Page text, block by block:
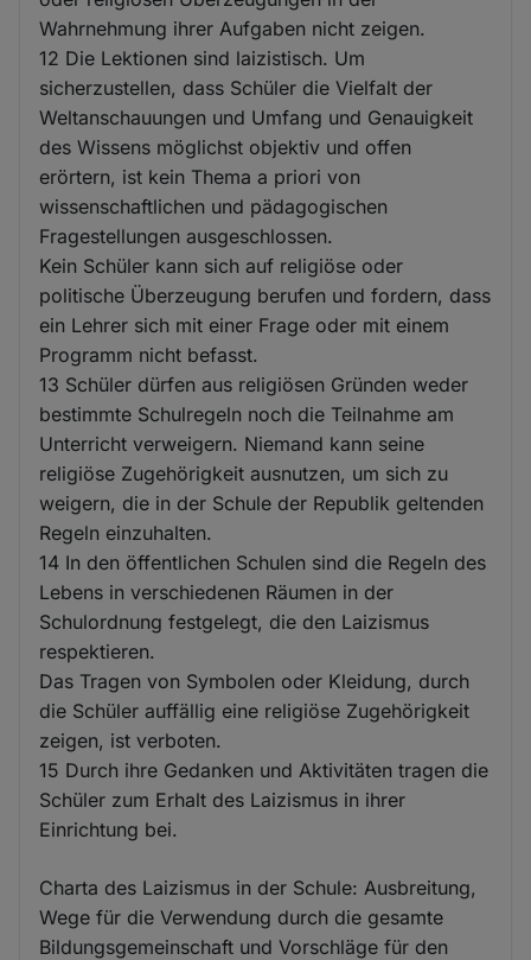
Wahrnehmung ihrer Aufgaben nicht zeigen.
12 Die Lektionen sind laizistisch. Um
sicherzustellen, dass Schüler die Vielfalt der
Weltanschauungen und Umfang und Genauigkeit
des Wissens möglichst objektiv und offen
erörtern, ist kein Thema a priori von
wissenschaftlichen und pädagogischen
Fragestellungen ausgeschlossen.
Kein Schüler kann sich auf religiöse oder
politische Überzeugung berufen und fordern, dass
ein Lehrer sich mit einer Frage oder mit einem
Programm nicht befasst.
13 Schüler dürfen aus religiösen Gründen weder
bestimmte Schulregeln noch die Teilnahme am
Unterricht verweigern. Niemand kann seine
religiöse Zugehörigkeit ausnutzen, um sich zu
weigern, die in der Schule der Republik geltenden
Regeln einzuhalten.
14 In den öffentlichen Schulen sind die Regeln des
Lebens in verschiedenen Räumen in der
Schulordnung festgelegt, die den Laizismus
respektieren.
Das Tragen von Symbolen oder Kleidung, durch
die Schüler auffällig eine religiöse Zugehörigkeit
zeigen, ist verboten.
15 Durch ihre Gedanken und Aktivitäten tragen die
Schüler zum Erhalt des Laizismus in ihrer
Einrichtung bei.
Charta des Laizismus in der Schule: Ausbreitung,
Wege für die Verwendung durch die gesamte
Bildungsgemeinschaft und Vorschläge für den